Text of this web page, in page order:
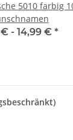
5010 farbig
€ - 14,99 € *